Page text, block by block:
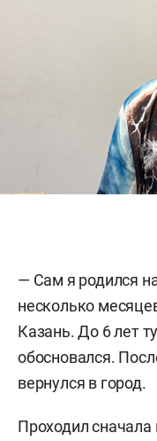
— Сам я родился
несколько
Казань. До 6 лет
обосновался.
вернулся в город.
Проходил сначала